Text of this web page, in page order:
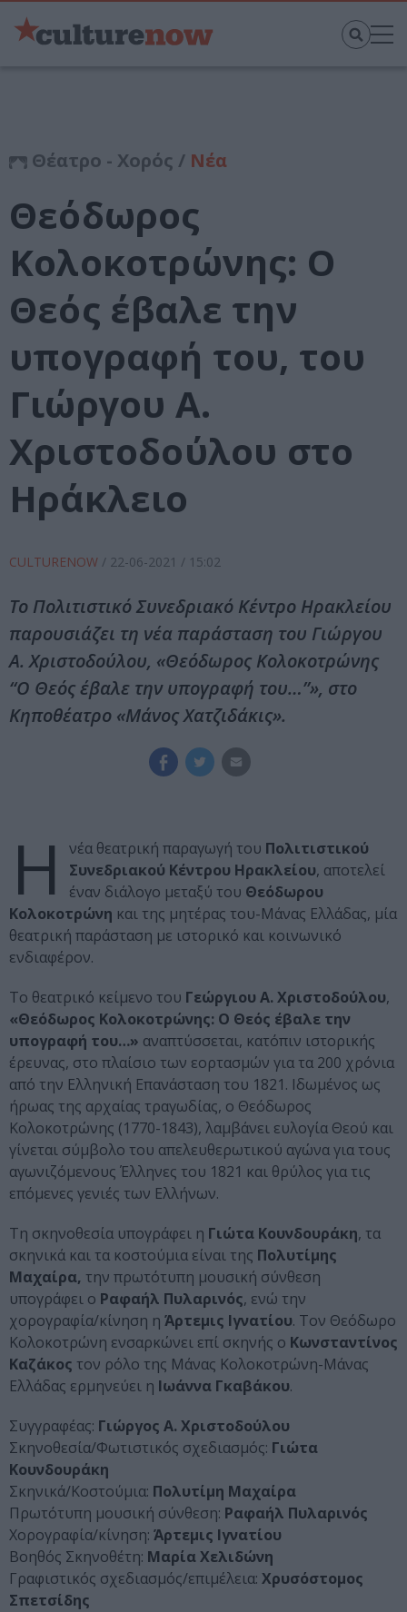
Θέατρο - Χορός / Νέα
Θεόδωρος
Κολοκοτρώνης: Ο
Θεός έβαλε την
υπογραφή του, του
Γιώργου Α.
Χριστοδούλου στο
Ηράκλειο
CULTURENOW / 22-06-2021 / 15:02
Το Πολιτιστικό Συνεδριακό Κέντρο Ηρακλείου
παρουσιάζει τη νέα παράσταση του Γιώργου
Α. Χριστοδούλου, «Θεόδωρος Κολοκοτρώνης
“Ο Θεός έβαλε την υπογραφή του…”», στο
Κηποθέατρο «Μάνος Χατζιδάκις».
Η νέα θεατρική παραγωγή του Πολιτιστικού
Συνεδριακού Κέντρου Ηρακλείου, αποτελεί
έναν διάλογο μεταξύ του Θεόδωρου
Κολοκοτρώνη και της μητέρας του-Μάνας Ελλάδας, μία
θεατρική παράσταση με ιστορικό και κοινωνικό
ενδιαφέρον.
Το θεατρικό κείμενο του Γεώργιου Α. Χριστοδούλου,
«Θεόδωρος Κολοκοτρώνης: Ο Θεός έβαλε την
υπογραφή του…» αναπτύσσεται, κατόπιν ιστορικής
έρευνας, στο πλαίσιο των εορτασμών για τα 200 χρόνια
από την Ελληνική Επανάσταση του 1821. Ιδωμένος ως
ήρωας της αρχαίας τραγωδίας, ο Θεόδωρος
Κολοκοτρώνης (1770-1843), λαμβάνει ευλογία Θεού και
γίνεται σύμβολο του απελευθερωτικού αγώνα για τους
αγωνιζόμενους Έλληνες του 1821 και θρύλος για τις
επόμενες γενιές των Ελλήνων.
Τη σκηνοθεσία υπογράφει η Γιώτα Κουνδουράκη, τα
σκηνικά και τα κοστούμια είναι της Πολυτίμης
Μαχαίρα, την πρωτότυπη μουσική σύνθεση
υπογράφει ο Ραφαήλ Πυλαρινός, ενώ την
χορογραφία/κίνηση η Άρτεμις Ιγνατίου. Τον Θεόδωρο
Κολοκοτρώνη ενσαρκώνει επί σκηνής ο Κωνσταντίνος
Καζάκος τον ρόλο της Μάνας Κολοκοτρώνη-Μάνας
Ελλάδας ερμηνεύει η Ιωάννα Γκαβάκου.
Συγγραφέας: Γιώργος Α. Χριστοδούλου
Σκηνοθεσία/Φωτιστικός σχεδιασμός: Γιώτα
Κουνδουράκη
Σκηνικά/Κοστούμια: Πολυτίμη Μαχαίρα
Πρωτότυπη μουσική σύνθεση: Ραφαήλ Πυλαρινός
Χορογραφία/κίνηση: Άρτεμις Ιγνατίου
Βοηθός Σκηνοθέτη: Μαρία Χελιδώνη
Γραφιστικός σχεδιασμός/επιμέλεια: Χρυσόστομος
Σπετσίδης